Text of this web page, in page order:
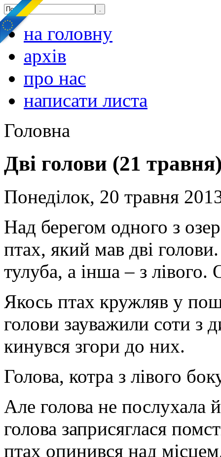
на головну
архів
про нас
написати листа
Головна
Дві голови (21
Понеділок, 20 травня
Над берегом одного з
птах, який мав дві
тулуба, а інша – з
Якось птах кружляв у
голови зауважили соти з
кинувся згори до них.
Голова, котра з лівого
Але голова не послухала
голова заприсяглася
птах опинився над